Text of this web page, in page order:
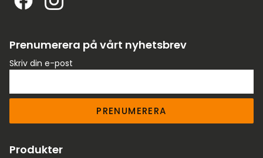
Prenumerera på vårt nyhetsbrev
Skriv din e-post
PRENUMERERA
Produkter